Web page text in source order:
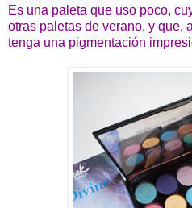
Es una paleta que uso poco,
otras paletas de verano, y que,
tenga una pigmentación